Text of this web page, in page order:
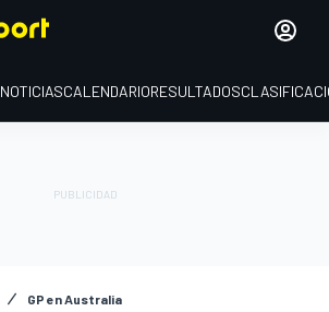
NOTICIASCALENDARIORESULTADOS
GP en Australia